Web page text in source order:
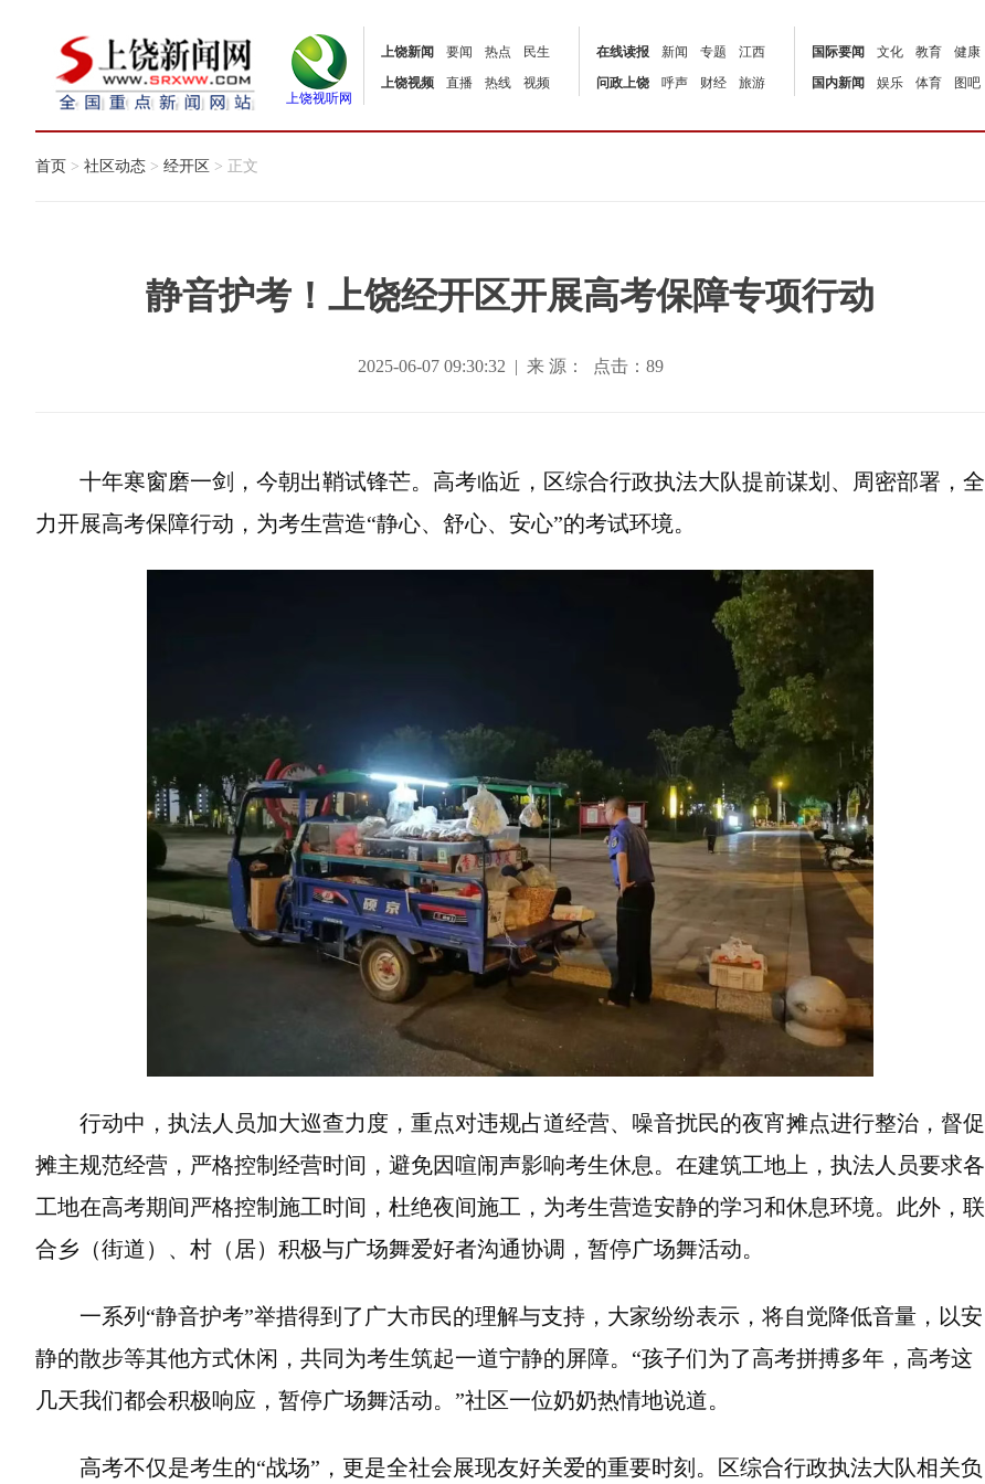
上饶视听网
上饶新闻 要闻 热点
民生
上饶视频
直播 热线 视频
在线读报 新闻 专题
江西
问政上饶
呼声 财经 旅游
国际要闻 文化 教育
健康
国内新闻
娱乐 体育 图吧
首页 > 社区动态 > 经开区 > 正文
静音护考！上饶经开区开展高考保障专项行动
2025-06-07 09:30:32 | 来 源： 点击： 89
十年寒窗磨一剑，今朝出鞘试锋芒。高考临近，区综合行政执法大队提前谋划、周密部署，全
力开展高考保障行动，为考生营造“静心、舒心、安心”的考试环境。
行动中，执法人员加大巡查力度，重点对违规占道经营、噪音扰民的夜宵摊点进行整治，督促
摊主规范经营，严格控制经营时间，避免因喧闹声影响考生休息。在建筑工地上，执法人员要求各
工地在高考期间严格控制施工时间，杜绝夜间施工，为考生营造安静的学习和休息环境。此外，联
合乡（街道）、村（居）积极与广场舞爱好者沟通协调，暂停广场舞活动。
一系列“静音护考”举措得到了广大市民的理解与支持，大家纷纷表示，将自觉降低音量，以安
静的散步等其他方式休闲，共同为考生筑起一道宁静的屏障。“孩子们为了高考拼搏多年，高考这
几天我们都会积极响应，暂停广场舞活动。”社区一位奶奶热情地说道。
高考不仅是考生的“战场”，更是全社会展现友好关爱的重要时刻。区综合行政执法大队相关负